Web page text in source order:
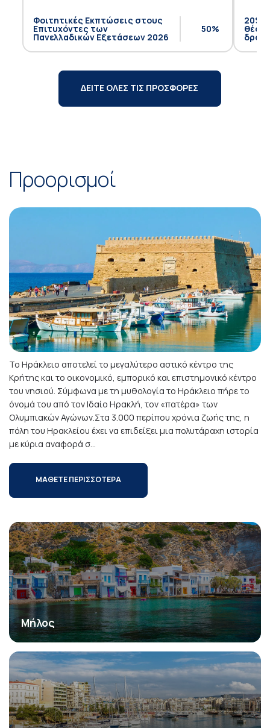
Φοιτητικές Εκπτώσεις στους
Επιτυχόντες των
Πανελλαδικών Εξετάσεων 2026
50%
20%
θέση
ΔΕΙΤΕ ΟΛΕΣ ΤΙΣ ΠΡΟΣΦΟΡΕΣ
Προορισμοί
Το Ηράκλειο αποτελεί το μεγαλύτερο αστικό κέντρο της
Κρήτης και το οικονομικό, εμπορικό και επιστημονικό κέντρο
του νησιού. Σύμφωνα με τη μυθολογία το Ηράκλειο πήρε το
όνομά του από τον Ιδαίο Ηρακλή, τον «πατέρα» των
Ολυμπιακών Αγώνων.Στα 3.000 περίπου χρόνια ζωής της, η
πόλη του Ηρακλείου έχει να επιδείξει μια πολυτάραχη ιστορία
με κύρια αναφορά σ...
ΜΑΘΕΤΕ ΠΕΡΙΣΣΟΤΕΡΑ
Μήλος